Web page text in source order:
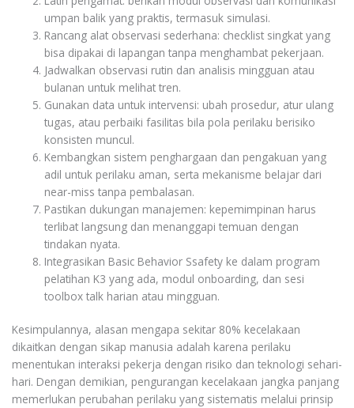
umpan balik yang praktis, termasuk simulasi.
Rancang alat observasi sederhana: checklist singkat yang
bisa dipakai di lapangan tanpa menghambat pekerjaan.
Jadwalkan observasi rutin dan analisis mingguan atau
bulanan untuk melihat tren.
Gunakan data untuk intervensi: ubah prosedur, atur ulang
tugas, atau perbaiki fasilitas bila pola perilaku berisiko
konsisten muncul.
Kembangkan sistem penghargaan dan pengakuan yang
adil untuk perilaku aman, serta mekanisme belajar dari
near-miss tanpa pembalasan.
Pastikan dukungan manajemen: kepemimpinan harus
terlibat langsung dan menanggapi temuan dengan
tindakan nyata.
Integrasikan Basic Behavior Ssafety ke dalam program
pelatihan K3 yang ada, modul onboarding, dan sesi
toolbox talk harian atau mingguan.
Kesimpulannya, alasan mengapa sekitar 80% kecelakaan
dikaitkan dengan sikap manusia adalah karena perilaku
menentukan interaksi pekerja dengan risiko dan teknologi sehari-
hari. Dengan demikian, pengurangan kecelakaan jangka panjang
memerlukan perubahan perilaku yang sistematis melalui prinsip